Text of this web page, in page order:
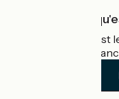
Accueil Vélo
Accueil Vélo c'est
cyclistes en